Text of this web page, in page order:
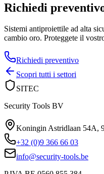
Richiedi
Sistemi antiproiettile ad alta
cambio oro. Proteggete il
Richiedi preventivo
Scopri tutti i settori
SITEC
Security Tools BV
Koningin Astridlaan 54A,
+32 (0)9 366 66 03
info@security-tools.be